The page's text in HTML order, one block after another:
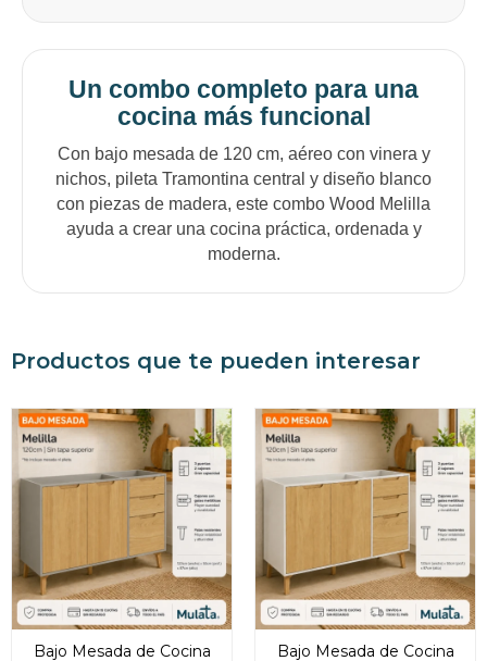
Un combo completo para una
cocina más funcional
Con bajo mesada de 120 cm, aéreo con vinera y
nichos, pileta Tramontina central y diseño blanco
con piezas de madera, este combo Wood Melilla
ayuda a crear una cocina práctica, ordenada y
moderna.
Productos que te pueden interesar
Bajo Mesada de Cocina
Bajo Mesada de Cocina